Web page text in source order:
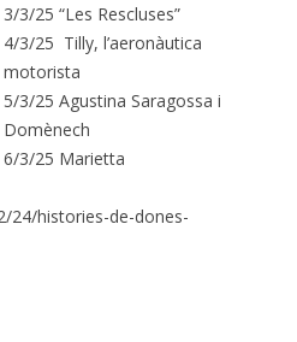
3/3/25 “Les Rescluses”
4/3/25 Tilly, l’aeronàutica
motorista
5/3/25 Agustina Saragossa i
Domènech
6/3/25 Marietta
24/histories-de-dones-